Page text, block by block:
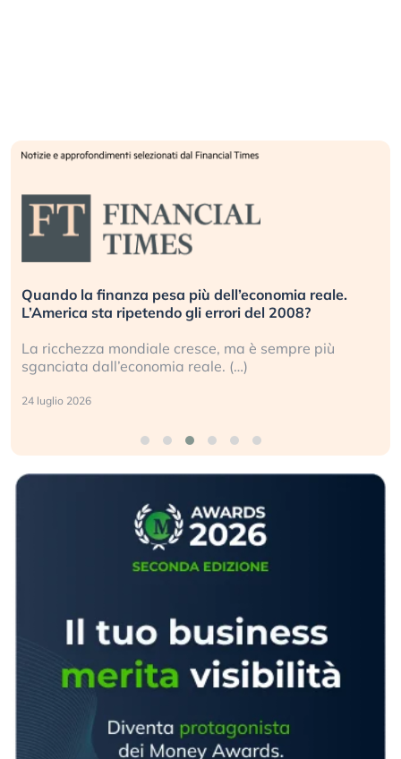
Quando la finanza pesa più dell’economia reale.
L’America sta ripetendo gli errori del 2008?
La ricchezza mondiale cresce, ma è sempre più
sganciata dall’economia reale. (…)
24 luglio 2026